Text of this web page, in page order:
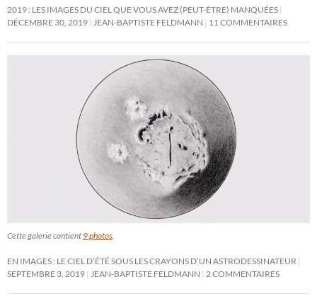
2019 : LES IMAGES DU CIEL QUE VOUS AVEZ (PEUT-ÊTRE) MANQUÉES
DÉCEMBRE 30, 2019 JEAN-BAPTISTE FELDMANN 11 COMMENTAIRES
Cette galerie contient 9 photos.
EN IMAGES : LE CIEL D’ÉTÉ SOUS LES CRAYONS D’UN ASTRODESSINATEUR
SEPTEMBRE 3, 2019 JEAN-BAPTISTE FELDMANN 2 COMMENTAIRES